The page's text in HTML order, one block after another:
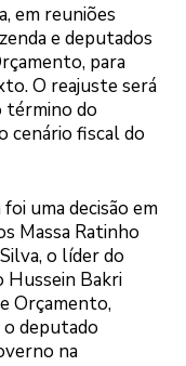
em reuniões
e deputados
para
O reajuste será
término do
cenário fiscal do
uma decisão em
Massa Ratinho
o líder do
Hussein Bakri
Orçamento,
o deputado
na